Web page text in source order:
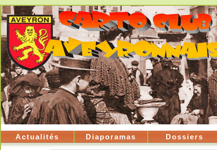
Actualités Diaporamas Dossiers